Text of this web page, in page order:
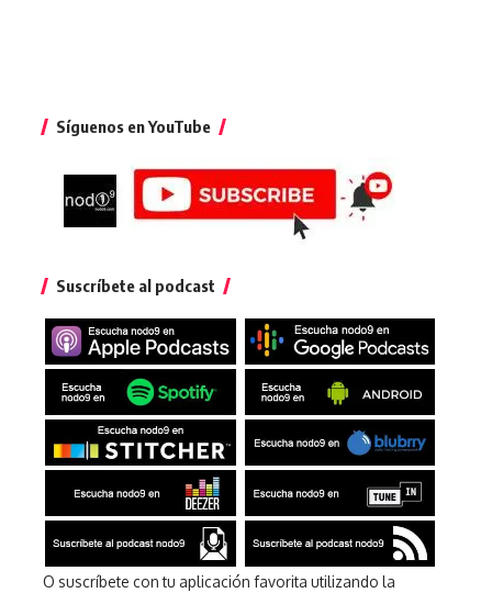
Síguenos en YouTube
Suscríbete al podcast
O suscríbete con tu aplicación favorita utilizando la